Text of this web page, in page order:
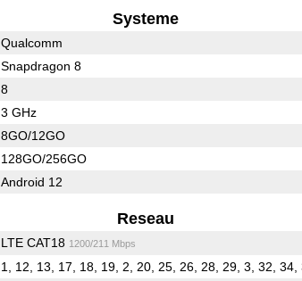
Systeme
Qualcomm
Snapdragon 8
8
3 GHz
8GO/12GO
128GO/256GO
Android 12
Reseau
LTE CAT18 1200/211 Mbps
1, 12, 13, 17, 18, 19, 2, 20, 25, 26, 28, 29, 3, 32,